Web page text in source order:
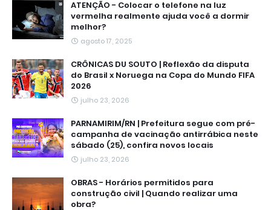
ATENÇÃO - Colocar o telefone na luz
vermelha realmente ajuda você a dormir
melhor?
agosto 17, 2025
CRÔNICAS DU SOUTO | Reflexão da disputa
do Brasil x Noruega na Copa do Mundo FIFA
2026
julho 23, 2026
PARNAMIRIM/RN | Prefeitura segue com pré-
campanha de vacinação antirrábica neste
sábado (25), confira novos locais
julho 23, 2026
OBRAS - Horários permitidos para
construção civil | Quando realizar uma
obra?